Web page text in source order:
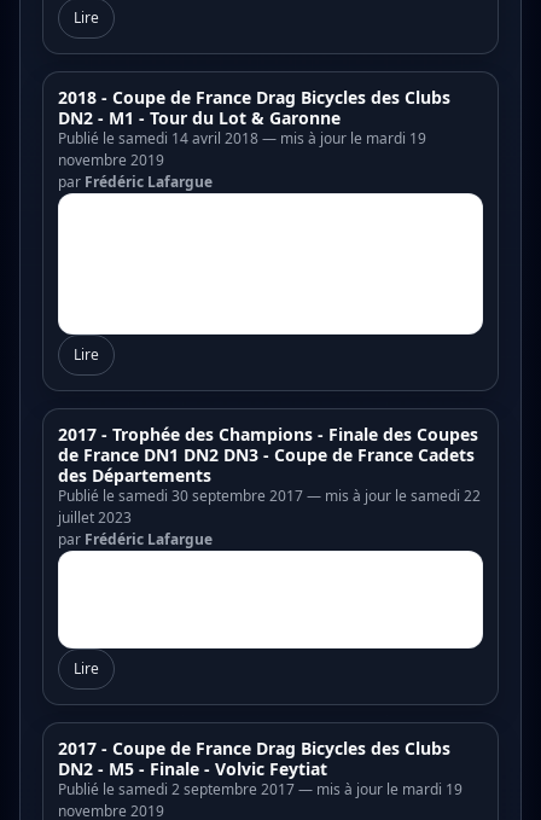
Lire
2018 - Coupe de France Drag Bicycles des Clubs
DN2 - M1 - Tour du Lot & Garonne
Publié le samedi 14 avril 2018 — mis à jour le mardi 19
novembre 2019
par Frédéric Lafargue
Lire
2017 - Trophée des Champions - Finale des Coupes
de France DN1 DN2 DN3 - Coupe de France Cadets
des Départements
Publié le samedi 30 septembre 2017 — mis à jour le samedi 22
juillet 2023
par Frédéric Lafargue
Lire
2017 - Coupe de France Drag Bicycles des Clubs
DN2 - M5 - Finale - Volvic Feytiat
Publié le samedi 2 septembre 2017 — mis à jour le mardi 19
novembre 2019